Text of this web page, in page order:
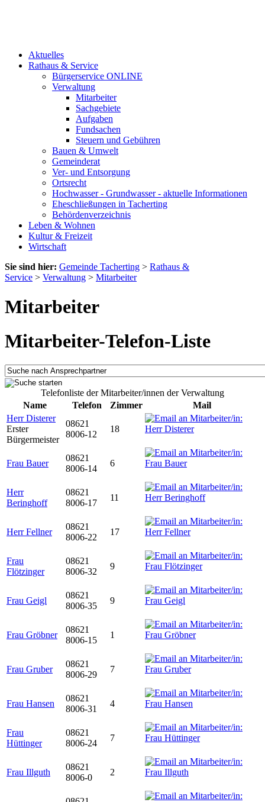
Aktuelles
Rathaus & Service
Bürgerservice ONLINE
Verwaltung
Mitarbeiter
Sachgebiete
Aufgaben
Fundsachen
Steuern und Gebühren
Bauen & Umwelt
Gemeinderat
Ver- und Entsorgung
Ortsrecht
Hochwasser - Grundwasser - aktuelle Informationen
Eheschließungen in Tacherting
Behördenverzeichnis
Leben & Wohnen
Kultur & Freizeit
Wirtschaft
Sie sind hier: Gemeinde Tacherting > Rathaus &
Service > Verwaltung > Mitarbeiter
Mitarbeiter
Mitarbeiter-Telefon-Liste
Telefonliste der Mitarbeiter/innen der Verwaltung
Name
Telefon Zimmer
Mail
Herr Disterer
Erster
Bürgermeister
08621
8006-12
18
Frau Bauer
08621
8006-14
6
Herr
Beringhoff
08621
8006-17
11
Herr Fellner
08621
8006-22
17
Frau
Flötzinger
08621
8006-32
9
Frau Geigl
08621
8006-35
9
Frau Gröbner
08621
8006-15
1
Frau Gruber
08621
8006-29
7
Frau Hansen
08621
8006-31
4
Frau
Hüttinger
08621
8006-24
7
Frau Illguth
08621
8006-0
2